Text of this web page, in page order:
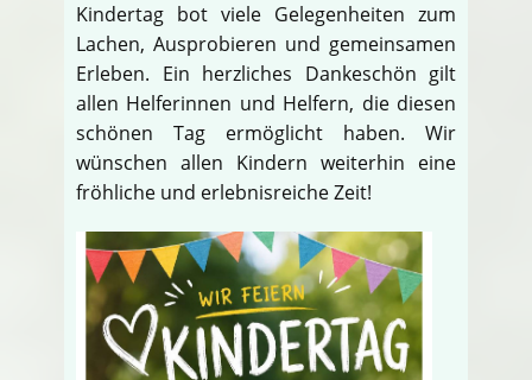
Kindertag bot viele Gelegenheiten zum
Lachen, Ausprobieren und gemeinsamen
Erleben. Ein herzliches Dankeschön gilt
allen Helferinnen und Helfern, die diesen
schönen Tag ermöglicht haben. Wir
wünschen allen Kindern weiterhin eine
fröhliche und erlebnisreiche Zeit!